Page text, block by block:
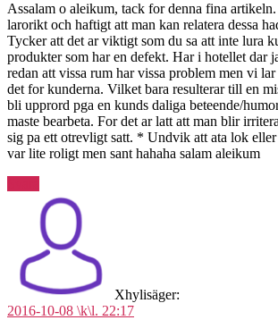
Assalam o aleikum, tack for denna fina
larorikt och haftigt att man kan relatera dessa
Tycker att det ar viktigt som du sa att inte lura
produkter som har en defekt. Har i hotellet dar
redan att vissa rum har vissa problem men vi lar
det for kunderna. Vilket bara resulterar till en
bli upprord pga en kunds daliga beteende/
maste bearbeta. For det ar latt att man blir
sig pa ett otrevligt satt. * Undvik att ata lok
var lite roligt men sant hahaha salam aleikum
Xhylisäger:
2016-10-08 \k\l. 22:17